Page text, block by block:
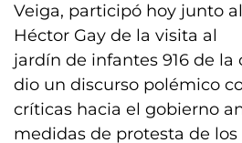
Veiga, participó hoy junto
Héctor Gay de la visita al
jardín de infantes 916 de la
dio un discurso polémico
críticas hacia el gobierno
medidas de protesta de